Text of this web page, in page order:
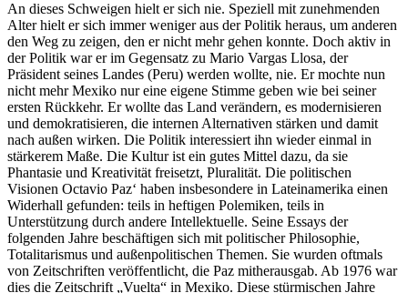
An dieses Schweigen hielt er sich nie. Speziell mit zunehmenden
Alter hielt er sich immer weniger aus der Politik heraus, um anderen
den Weg zu zeigen, den er nicht mehr gehen konnte. Doch aktiv in
der Politik war er im Gegensatz zu Mario Vargas Llosa, der
Präsident seines Landes (Peru) werden wollte, nie. Er mochte nun
nicht mehr Mexiko nur eine eigene Stimme geben wie bei seiner
ersten Rückkehr. Er wollte das Land verändern, es modernisieren
und demokratisieren, die internen Alternativen stärken und damit
nach außen wirken. Die Politik interessiert ihn wieder einmal in
stärkerem Maße. Die Kultur ist ein gutes Mittel dazu, da sie
Phantasie und Kreativität freisetzt, Pluralität. Die politischen
Visionen Octavio Paz‘ haben insbesondere in Lateinamerika einen
Widerhall gefunden: teils in heftigen Polemiken, teils in
Unterstützung durch andere Intellektuelle. Seine Essays der
folgenden Jahre beschäftigen sich mit politischer Philosophie,
Totalitarismus und außenpolitischen Themen. Sie wurden oftmals
von Zeitschriften veröffentlicht, die Paz mitherausgab. Ab 1976 war
dies die Zeitschrift „Vuelta“ in Mexiko. Diese stürmischen Jahre